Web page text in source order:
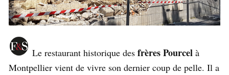
Le restaurant historique des frères Pourcel à
Montpellier vient de vivre son dernier coup de pelle. Il a